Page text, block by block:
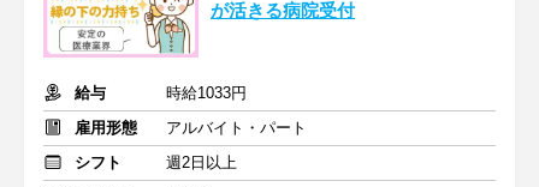
が活きる病院受付
給与
時給1033円
雇用形態
アルバイト・パート
シフト
週2日以上